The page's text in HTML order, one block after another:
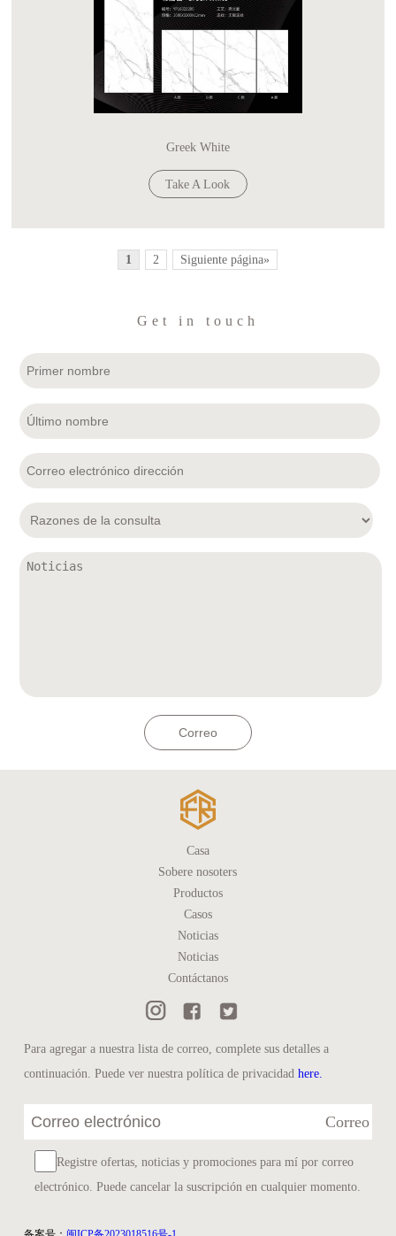
Greek White
Take A Look
1 2 Siguiente página»
Get in touch
Casa
Sobere nosoters
Productos
Casos
Noticias
Noticias
Contáctanos
Para agregar a nuestra lista de correo, complete sus detalles a
continuación. Puede ver nuestra política de privacidad here.
Correo
Registre ofertas, noticias y promociones para mí por correo
electrónico. Puede cancelar la suscripción en cualquier momento.